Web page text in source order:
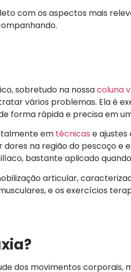
com os aspectos mais
sobretudo na nossacoluna
vários problemas. Ela é
forma rápida e precisa em
em técnicas e
na região do pescoço e
bastante aplicado
articular,
e os exercícios
dos movimentos corporais,